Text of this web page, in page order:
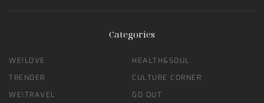
Categories
WE!LOVE
TRENDER
WE!TRAVEL
HEALTH&SOUL
CULTURE CORNER
GO OUT